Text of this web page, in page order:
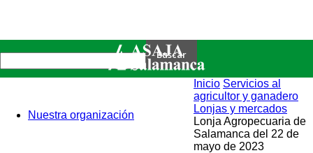
Nuestra organización
Inicio Servicios al
agricultor y ganadero
Lonjas y mercados
Lonja Agropecuaria de
Salamanca del 22 de
mayo de 2023